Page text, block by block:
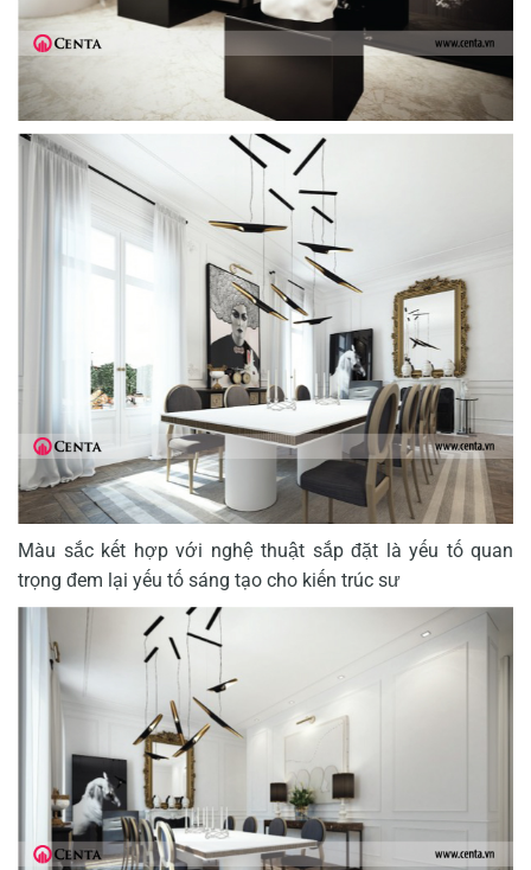
Màu sắc kết hợp với nghệ thuật sắp đặt là yếu tố quan
trọng đem lại yếu tố sáng tạo cho kiến trúc sư